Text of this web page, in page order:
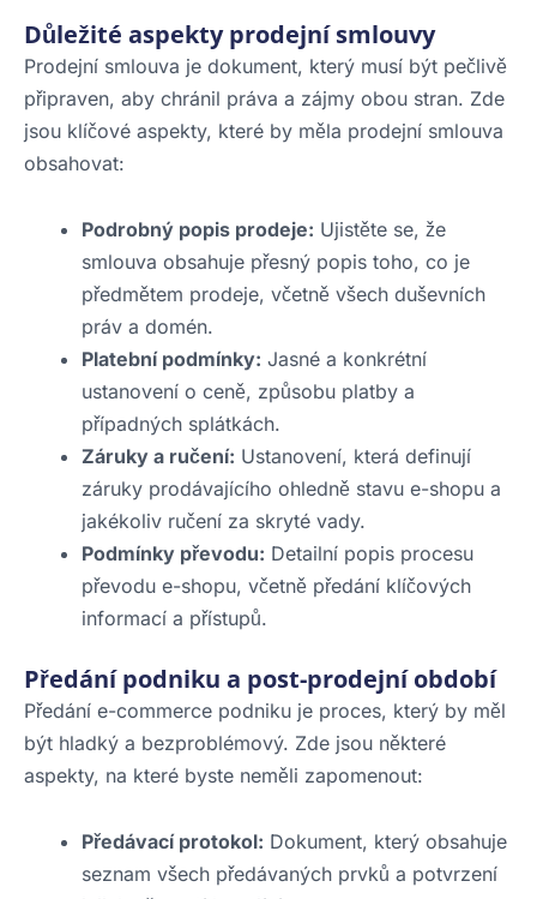
Důležité aspekty prodejní smlouvy
Prodejní smlouva je dokument, který musí být pečlivě
připraven, aby chránil práva a zájmy obou stran. Zde
jsou klíčové aspekty, které by měla prodejní smlouva
obsahovat:
Podrobný popis prodeje: Ujistěte se, že
smlouva obsahuje přesný popis toho, co je
předmětem prodeje, včetně všech duševních
práv a domén.
Platební podmínky: Jasné a konkrétní
ustanovení o ceně, způsobu platby a
případných splátkách.
Záruky a ručení: Ustanovení, která definují
záruky prodávajícího ohledně stavu e-shopu a
jakékoliv ručení za skryté vady.
Podmínky převodu: Detailní popis procesu
převodu e-shopu, včetně předání klíčových
informací a přístupů.
Předání podniku a post-prodejní období
Předání e-commerce podniku je proces, který by měl
být hladký a bezproblémový. Zde jsou některé
aspekty, na které byste neměli zapomenout:
Předávací protokol: Dokument, který obsahuje
seznam všech předávaných prvků a potvrzení